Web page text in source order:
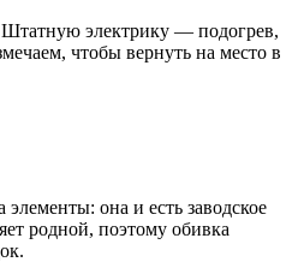
электрику — подогрев,
чтобы вернуть на место в
она и есть заводское
родной, поэтому обивка